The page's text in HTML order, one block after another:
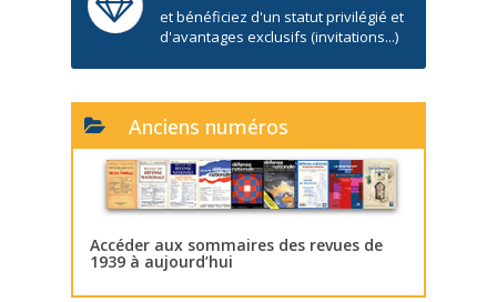
et bénéficiez d'un statut privilégié et
d'avantages exclusifs (invitations...)
Anciens numéros
Accéder aux sommaires des revues de
1939 à aujourd’hui